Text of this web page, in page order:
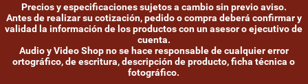
Precios y especificaciones sujetos a cambio sin previo aviso.
Antes de realizar su cotización, pedido o compra deberá confirmar y
validad la información de los productos con un asesor o ejecutivo de
cuenta.
Audio y Video Shop no se hace responsable de cualquier error
ortográfico, de escritura, descripción de producto, ficha técnica o
fotográfico.